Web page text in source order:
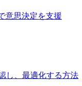
意思決定を支援
し、最適化する方法